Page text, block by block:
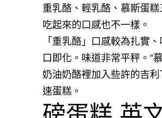
重乳酪、輕乳酪、慕斯蛋
吃起來的口感也不一樣。
「重乳酪」口感較為扎實
口即化。味道非常平秤。”
奶油奶酪裡加入些許的吉
速蛋糕。